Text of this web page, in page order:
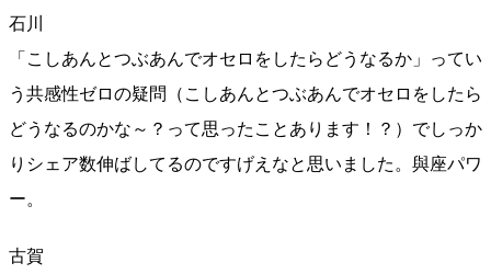
石川
「こしあんとつぶあんでオセロをしたらどうなるか」ってい
う共感性ゼロの疑問（こしあんとつぶあんでオセロをしたら
どうなるのかな～？って思ったことあります！？）でしっか
りシェア数伸ばしてるのですげえなと思いました。與座パワ
ー。
古賀